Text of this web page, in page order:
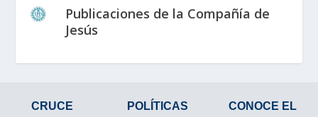
Publicaciones de la Compañía de
Jesús
CRUCE POLÍTICAS
CONOCE EL